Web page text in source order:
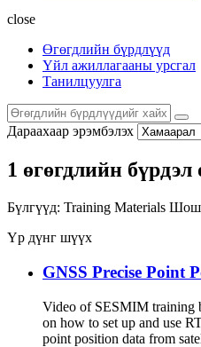
close
Өгөгдлийн бүрдлүүд
Үйл ажиллагааны урсгал
Танилцуулга
Дараахаар эрэмбэлэх
1 өгөгдлийн бүрдэл
Бүлгүүд: Training Materials
Үр дүнг шүүх
GNSS Precise Point
Video of SESMIM training
on how to set up and use
point position data from